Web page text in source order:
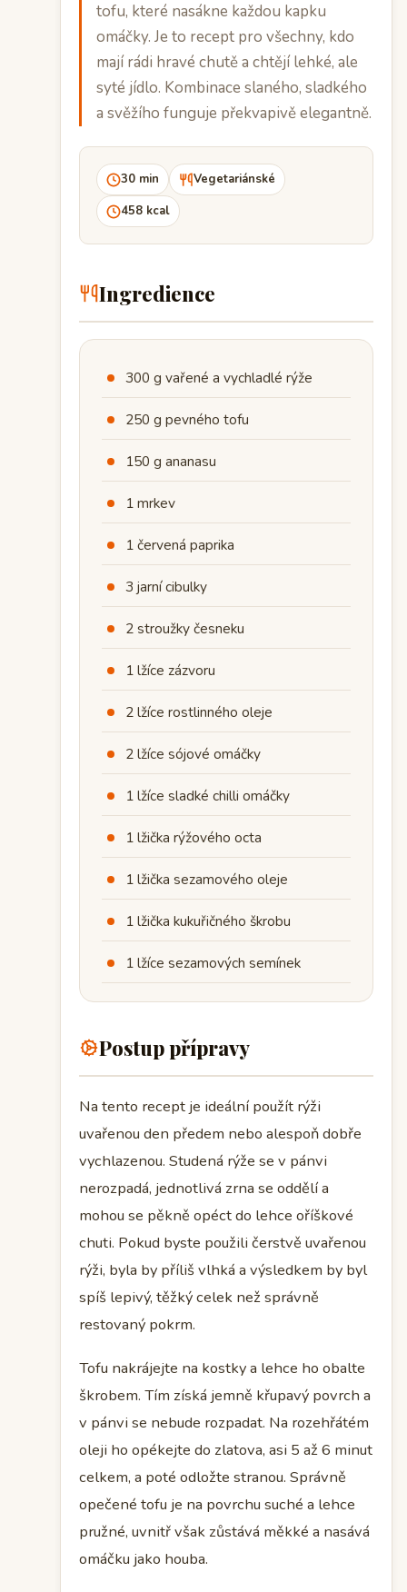
tofu, které nasákne každou kapku
omáčky. Je to recept pro všechny, kdo
mají rádi hravé chutě a chtějí lehké, ale
syté jídlo. Kombinace slaného, sladkého
a svěžího funguje překvapivě elegantně.
30 min
Vegetariánské
458 kcal
Ingredience
300 g vařené a vychladlé rýže
250 g pevného tofu
150 g ananasu
1 mrkev
1 červená paprika
3 jarní cibulky
2 stroužky česneku
1 lžíce zázvoru
2 lžíce rostlinného oleje
2 lžíce sójové omáčky
1 lžíce sladké chilli omáčky
1 lžička rýžového octa
1 lžička sezamového oleje
1 lžička kukuřičného škrobu
1 lžíce sezamových semínek
Postup přípravy
Na tento recept je ideální použít rýži
uvařenou den předem nebo alespoň dobře
vychlazenou. Studená rýže se v pánvi
nerozpadá, jednotlivá zrna se oddělí a
mohou se pěkně opéct do lehce oříškové
chuti. Pokud byste použili čerstvě uvařenou
rýži, byla by příliš vlhká a výsledkem by byl
spíš lepivý, těžký celek než správně
restovaný pokrm.
Tofu nakrájejte na kostky a lehce ho obalte
škrobem. Tím získá jemně křupavý povrch a
v pánvi se nebude rozpadat. Na rozehřátém
oleji ho opékejte do zlatova, asi 5 až 6 minut
celkem, a poté odložte stranou. Správně
opečené tofu je na povrchu suché a lehce
pružné, uvnitř však zůstává měkké a nasává
omáčku jako houba.